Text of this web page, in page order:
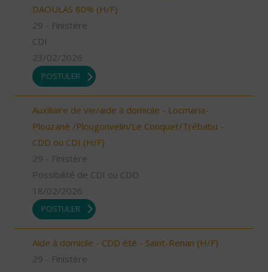
DAOULAS 80% (H/F)
29 - Finistère
CDI
23/02/2026
POSTULER
Auxiliaire de vie/aide à domicile - Locmaria-
Plouzané /Plougonvelin/Le Conquet/Trébabu -
CDD ou CDI (H/F)
29 - Finistère
Possibilité de CDI ou CDD
18/02/2026
POSTULER
Aide à domicile - CDD été - Saint-Renan (H/F)
29 - Finistère